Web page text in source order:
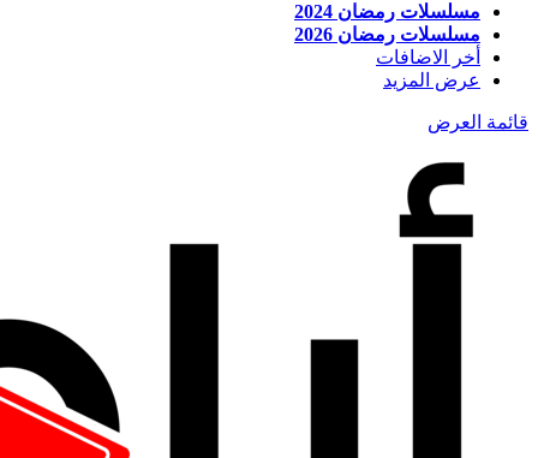
مسلسلات رمضان 2024
مسلسلات رمضان 2026
أخر الاضافات
عرض المزيد
قائمة العرض